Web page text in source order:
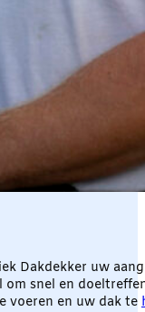
Dakdekker uw
om snel en
voeren en uw dak te